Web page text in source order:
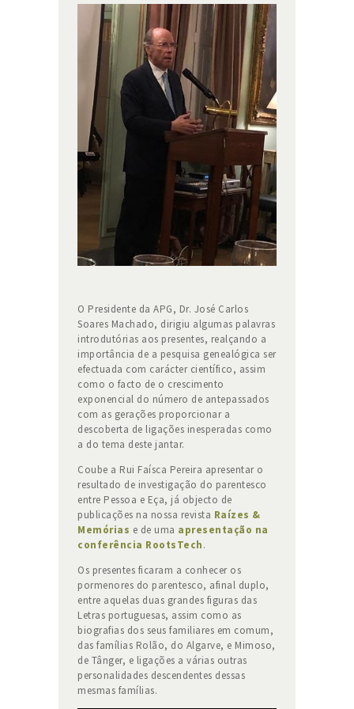
O Presidente da APG, Dr. José Carlos
Soares Machado, dirigiu algumas palavras
introdutórias aos presentes, realçando a
importância de a pesquisa genealógica ser
efectuada com carácter científico, assim
como o facto de o crescimento
exponencial do número de antepassados
com as gerações proporcionar a
descoberta de ligações inesperadas como
a do tema deste jantar.
Coube a Rui Faísca Pereira apresentar o
resultado de investigação do parentesco
entre Pessoa e Eça, já objecto de
publicações na nossa revista Raízes &
Memórias e de uma apresentação na
conferência RootsTech.
Os presentes ficaram a conhecer os
pormenores do parentesco, afinal duplo,
entre aquelas duas grandes figuras das
Letras portuguesas, assim como as
biografias dos seus familiares em comum,
das famílias Rolão, do Algarve, e Mimoso,
de Tânger, e ligações a várias outras
personalidades descendentes dessas
mesmas famílias.